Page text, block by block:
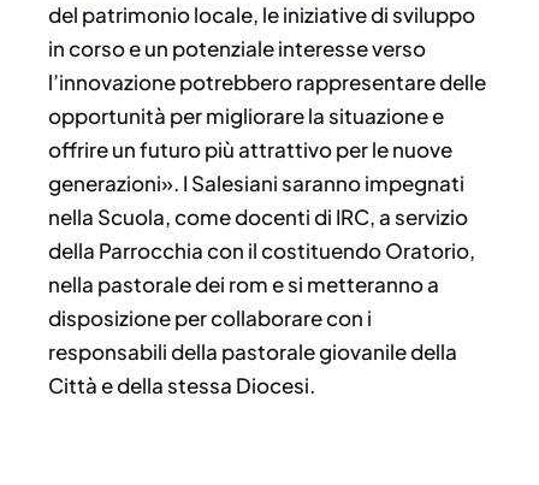
del patrimonio locale, le iniziative di sviluppo
in corso e un potenziale interesse verso
l’innovazione potrebbero rappresentare delle
opportunità per migliorare la situazione e
offrire un futuro più attrattivo per le nuove
generazioni». I Salesiani saranno impegnati
nella Scuola, come docenti di IRC, a servizio
della Parrocchia con il costituendo Oratorio,
nella pastorale dei rom e si metteranno a
disposizione per collaborare con i
responsabili della pastorale giovanile della
Città e della stessa Diocesi.